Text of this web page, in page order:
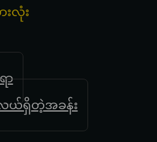
းလုံး
ာ
လယ်ရှိတဲ့အခန်း